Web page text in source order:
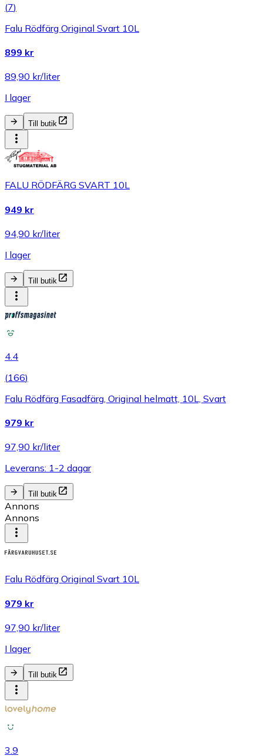
(7)
Falu Rödfärg Original Svart 10L
899 kr
89,90 kr/liter
I lager
Till butik
FALU RÖDFÄRG SVART 10L
949 kr
94,90 kr/liter
I lager
Till butik
4.4
(166)
Falu Rödfärg Fasadfärg, Original helmatt, 10L, Svart
979 kr
97,90 kr/liter
Leverans: 1-2 dagar
Till butik
Annons
Annons
Falu Rödfärg Original Svart 10L
979 kr
97,90 kr/liter
I lager
Till butik
3.9